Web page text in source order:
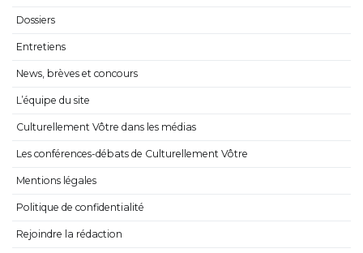
Dossiers
Entretiens
News, brèves et concours
L’équipe du site
Culturellement Vôtre dans les médias
Les conférences-débats de Culturellement Vôtre
Mentions légales
Politique de confidentialité
Rejoindre la rédaction